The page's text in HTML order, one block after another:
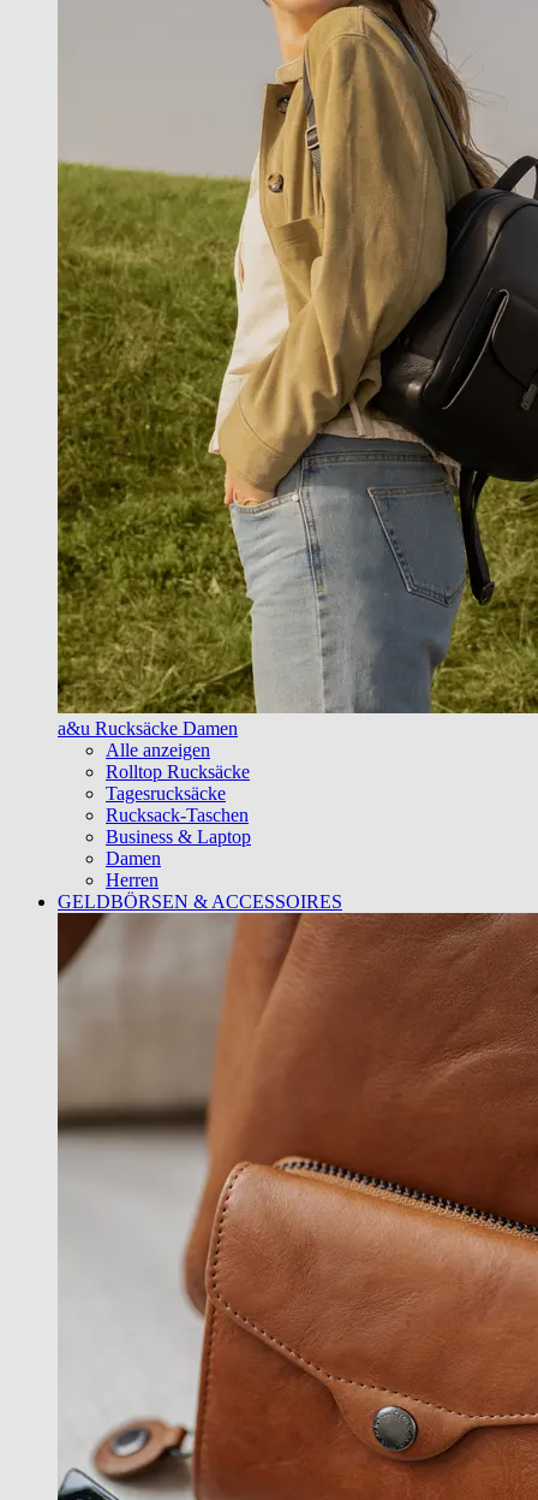
a&u Rucksäcke Damen
Alle anzeigen
Rolltop Rucksäcke
Tagesrucksäcke
Rucksack-Taschen
Business & Laptop
Damen
Herren
GELDBÖRSEN & ACCESSOIRES